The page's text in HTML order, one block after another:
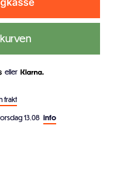
eller
frakt
13.08 info